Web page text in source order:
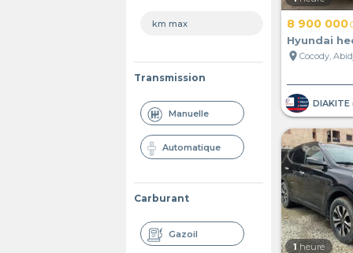
Transmission
Manuelle
Automatique
Carburant
Gazoil
8 900 000
Hyundai
location_on Cocody,
1 heure